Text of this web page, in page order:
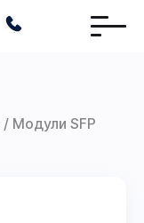
Модули SFP